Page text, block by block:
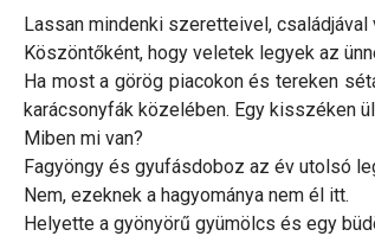
Lassan mindenki szeretteivel, családjával
Köszöntőként, hogy veletek legyek az
Ha most a görög piacokon és tereken
karácsonyfák közelében. Egy kisszéken
Miben mi van?
Fagyöngy és gyufásdoboz az év utolsó
Nem, ezeknek a hagyománya nem él itt.
Helyette a gyönyörű gyümölcs és egy